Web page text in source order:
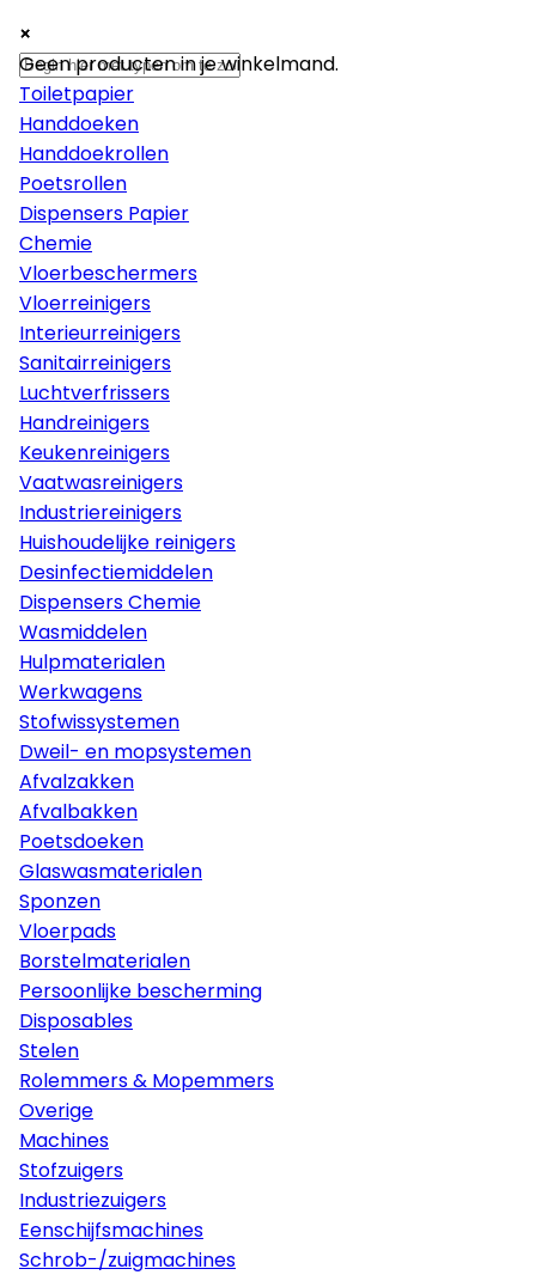
×
Papier
Toiletpapier
Handdoeken
Handdoekrollen
Poetsrollen
Dispensers Papier
Chemie
Vloerbeschermers
Vloerreinigers
Interieurreinigers
Sanitairreinigers
Luchtverfrissers
Handreinigers
Keukenreinigers
Vaatwasreinigers
Industriereinigers
Huishoudelijke reinigers
Desinfectiemiddelen
Dispensers Chemie
Wasmiddelen
Hulpmaterialen
Werkwagens
Stofwissystemen
Dweil- en mopsystemen
Afvalzakken
Afvalbakken
Poetsdoeken
Glaswasmaterialen
Sponzen
Vloerpads
Borstelmaterialen
Persoonlijke bescherming
Disposables
Stelen
Rolemmers & Mopemmers
Overige
Machines
Stofzuigers
Industriezuigers
Eenschijfsmachines
Schrob-/zuigmachines
×
×
Geen producten in je winkelmand.